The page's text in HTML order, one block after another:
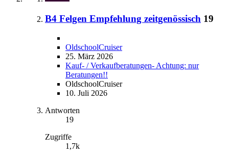
B4 Felgen Empfehlung zeitgenössisch 19
OldschoolCruiser
25. März 2026
Kauf- / Verkaufberatungen- Achtung: nur
Beratungen!!
OldschoolCruiser
10. Juli 2026
Antworten
19
Zugriffe
1,7k